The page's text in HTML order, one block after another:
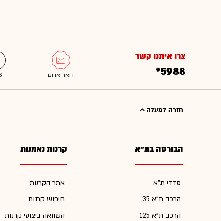
צרו איתנו קשר
*5988
חזרה למעלה
הבורסה בת"א
מדדי ת"א
הרכב ת"א 35
הרכב ת"א 125
קרנות נאמנות
אתר הקרנות
חיפוש קרנות
השוואה ביצועי קרנות